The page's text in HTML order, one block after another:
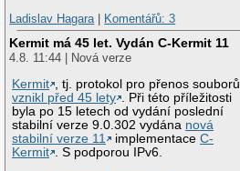
Ladislav Hagara| Komentářů: 3
Kermit má 45 let. Vydán C-Kermit 11
4.8. 11:44 | Nová verze
Kermit
, tj. protokol pro přenos souborů,
vznikl před 45 lety
. Při této příležitosti
byla po 15 letech od vydání poslední
stabilní verze 9.0.302 vydána nová
stabilní verze 11
implementaceC-
Kermit
. S podporou IPv6.